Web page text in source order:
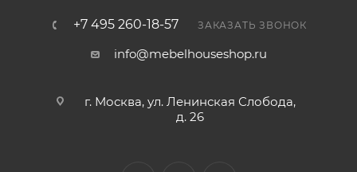
+7 495 260-18-57 ЗАКАЗАТЬ ЗВОНОК
info@mebelhouseshop.ru
г. Москва, ул. Ленинская Слобода,
д. 26